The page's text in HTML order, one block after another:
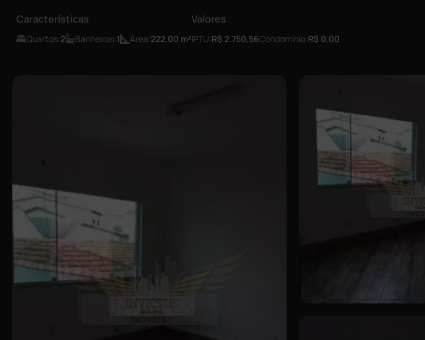
Características
Quartos:2 Banheiros:1 Área:222,00 m²
Valores
IPTU:R$ 2.750,56Condomínio:R$ 0,00